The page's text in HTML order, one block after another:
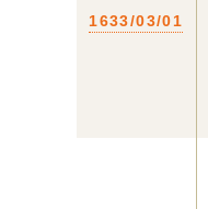
1633/03/01